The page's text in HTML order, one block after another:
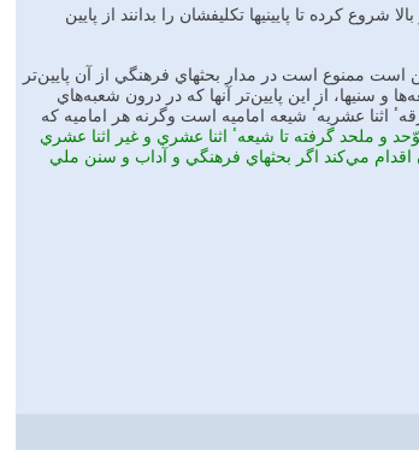
كرده تا پايينيها تكليفشان را بدانند از پايين
ممنوع است در مدار بحثهاي فرهنگي از آن پايين‌تر
و سنيها، از اين پايين‌تر آنها كه در درون شعبه‌هاي
اثنا عشريهٴ شيعه اماميه است وگرنه هر اماميه كه
و ملحد گرفته تا شيعهٴ اثنا عشري و غير اثنا عشري
اقدام مي‌كند اگر بحثهاي فرهنگي و آداب و سنن ملي